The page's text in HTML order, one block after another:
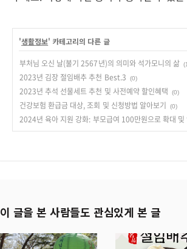
'생활정보' 카테고리의 다른 글
부처님 오신 날(불기 2567년)의 의미와 석가모니의 삶
2023년 김장 절임배추 추천 Best.3 (0)
2023년 추석 선물세트 추천 및 사전예약 할인혜택 (0)
건강보험 환급금 대상, 조회 및 신청방법 알아보기 (0)
2024년 육아 지원 강화: 부모급여 100만원으로 확대 및
이 글을 본 사람들도 관심있게 본 글